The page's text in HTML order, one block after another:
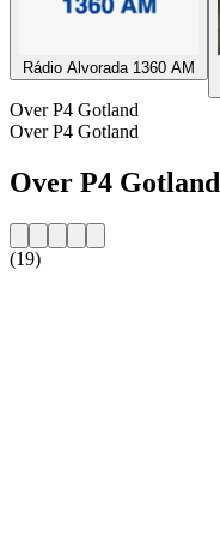
Rádio Alvorada 1360 AM
Over P4 Gotland
Over P4 Gotland
Over P4 Gotland
(19)